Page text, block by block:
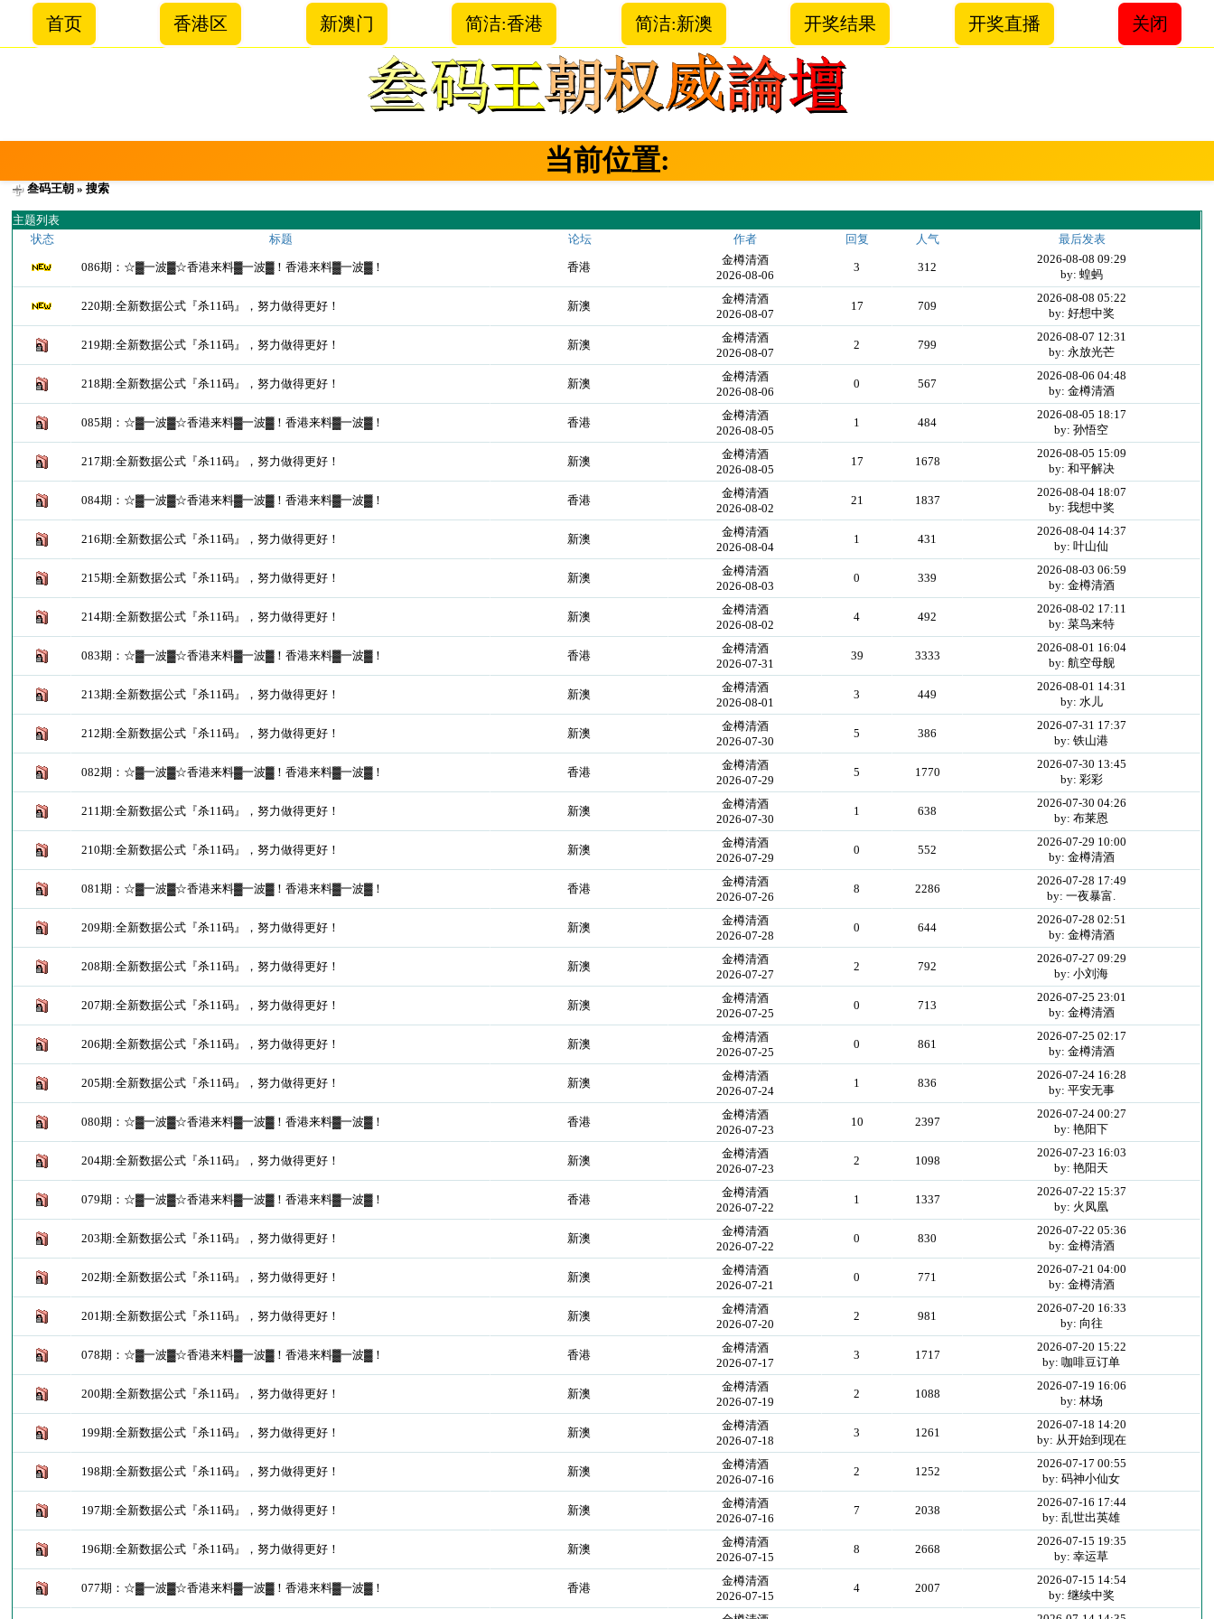
首页 香港区 新澳门 简洁:香港 简洁:新澳 开奖结果 开奖直播 关闭
当前位置:
叁码王朝 » 搜索
主题列表
状态
标题 论坛 作者 回复 人气 最后发表
086期：☆▓一波▓☆香港来料▓一波▓！香港来料▓一波▓！ 香港
金樽清酒
2026-08-06
3 312
2026-08-08 09:29
by: 蝗蚂
220期:全新数据公式『杀11码』，努力做得更好！ 新澳
金樽清酒
2026-08-07
17 709
2026-08-08 05:22
by: 好想中奖
219期:全新数据公式『杀11码』，努力做得更好！ 新澳
金樽清酒
2026-08-07
2 799
2026-08-07 12:31
by: 永放光芒
218期:全新数据公式『杀11码』，努力做得更好！ 新澳
金樽清酒
2026-08-06
0 567
2026-08-06 04:48
by: 金樽清酒
085期：☆▓一波▓☆香港来料▓一波▓！香港来料▓一波▓！ 香港
金樽清酒
2026-08-05
1 484
2026-08-05 18:17
by: 孙悟空
217期:全新数据公式『杀11码』，努力做得更好！ 新澳
金樽清酒
2026-08-05
17 1678
2026-08-05 15:09
by: 和平解决
084期：☆▓一波▓☆香港来料▓一波▓！香港来料▓一波▓！ 香港
金樽清酒
2026-08-02
21 1837
2026-08-04 18:07
by: 我想中奖
216期:全新数据公式『杀11码』，努力做得更好！ 新澳
金樽清酒
2026-08-04
1 431
2026-08-04 14:37
by: 叶山仙
215期:全新数据公式『杀11码』，努力做得更好！ 新澳
金樽清酒
2026-08-03
0 339
2026-08-03 06:59
by: 金樽清酒
214期:全新数据公式『杀11码』，努力做得更好！ 新澳
金樽清酒
2026-08-02
4 492
2026-08-02 17:11
by: 菜鸟来特
083期：☆▓一波▓☆香港来料▓一波▓！香港来料▓一波▓！ 香港
金樽清酒
2026-07-31
39 3333
2026-08-01 16:04
by: 航空母舰
213期:全新数据公式『杀11码』，努力做得更好！ 新澳
金樽清酒
2026-08-01
3 449
2026-08-01 14:31
by: 水儿
212期:全新数据公式『杀11码』，努力做得更好！ 新澳
金樽清酒
2026-07-30
5 386
2026-07-31 17:37
by: 铁山港
082期：☆▓一波▓☆香港来料▓一波▓！香港来料▓一波▓！ 香港
金樽清酒
2026-07-29
5 1770
2026-07-30 13:45
by: 彩彩
211期:全新数据公式『杀11码』，努力做得更好！ 新澳
金樽清酒
2026-07-30
1 638
2026-07-30 04:26
by: 布莱恩
210期:全新数据公式『杀11码』，努力做得更好！ 新澳
金樽清酒
2026-07-29
0 552
2026-07-29 10:00
by: 金樽清酒
081期：☆▓一波▓☆香港来料▓一波▓！香港来料▓一波▓！ 香港
金樽清酒
2026-07-26
8 2286
2026-07-28 17:49
by: 一夜暴富.
209期:全新数据公式『杀11码』，努力做得更好！ 新澳
金樽清酒
2026-07-28
0 644
2026-07-28 02:51
by: 金樽清酒
208期:全新数据公式『杀11码』，努力做得更好！ 新澳
金樽清酒
2026-07-27
2 792
2026-07-27 09:29
by: 小刘海
207期:全新数据公式『杀11码』，努力做得更好！ 新澳
金樽清酒
2026-07-25
0 713
2026-07-25 23:01
by: 金樽清酒
206期:全新数据公式『杀11码』，努力做得更好！ 新澳
金樽清酒
2026-07-25
0 861
2026-07-25 02:17
by: 金樽清酒
205期:全新数据公式『杀11码』，努力做得更好！ 新澳
金樽清酒
2026-07-24
1 836
2026-07-24 16:28
by: 平安无事
080期：☆▓一波▓☆香港来料▓一波▓！香港来料▓一波▓！ 香港
金樽清酒
2026-07-23
10 2397
2026-07-24 00:27
by: 艳阳下
204期:全新数据公式『杀11码』，努力做得更好！ 新澳
金樽清酒
2026-07-23
2 1098
2026-07-23 16:03
by: 艳阳天
079期：☆▓一波▓☆香港来料▓一波▓！香港来料▓一波▓！ 香港
金樽清酒
2026-07-22
1 1337
2026-07-22 15:37
by: 火凤凰
203期:全新数据公式『杀11码』，努力做得更好！ 新澳
金樽清酒
2026-07-22
0 830
2026-07-22 05:36
by: 金樽清酒
202期:全新数据公式『杀11码』，努力做得更好！ 新澳
金樽清酒
2026-07-21
0 771
2026-07-21 04:00
by: 金樽清酒
201期:全新数据公式『杀11码』，努力做得更好！ 新澳
金樽清酒
2026-07-20
2 981
2026-07-20 16:33
by: 向往
078期：☆▓一波▓☆香港来料▓一波▓！香港来料▓一波▓！ 香港
金樽清酒
2026-07-17
3 1717
2026-07-20 15:22
by: 咖啡豆订单
200期:全新数据公式『杀11码』，努力做得更好！ 新澳
金樽清酒
2026-07-19
2 1088
2026-07-19 16:06
by: 林场
199期:全新数据公式『杀11码』，努力做得更好！ 新澳
金樽清酒
2026-07-18
3 1261
2026-07-18 14:20
by: 从开始到现在
198期:全新数据公式『杀11码』，努力做得更好！ 新澳
金樽清酒
2026-07-16
2 1252
2026-07-17 00:55
by: 码神小仙女
197期:全新数据公式『杀11码』，努力做得更好！ 新澳
金樽清酒
2026-07-16
7 2038
2026-07-16 17:44
by: 乱世出英雄
196期:全新数据公式『杀11码』，努力做得更好！ 新澳
金樽清酒
2026-07-15
8 2668
2026-07-15 19:35
by: 幸运草
077期：☆▓一波▓☆香港来料▓一波▓！香港来料▓一波▓！ 香港
金樽清酒
2026-07-15
4 2007
2026-07-15 14:54
by: 继续中奖